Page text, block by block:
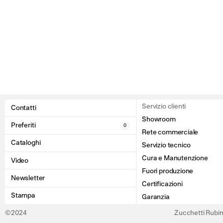
Contatti
Preferiti 0
Cataloghi
Video
Newsletter
Stampa
Servizio clienti
Showroom
Rete commerciale
Servizio tecnico
Cura e Manutenzione
Fuori produzione
Certificazioni
Garanzia
©2024 Zucchetti